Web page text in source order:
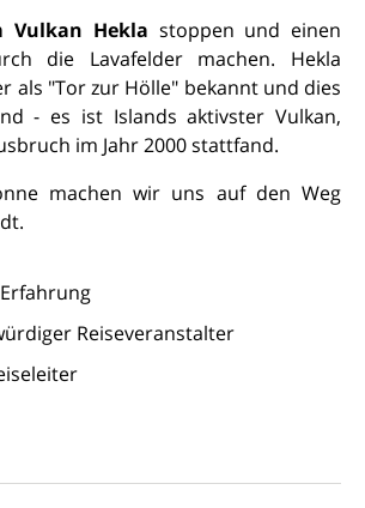
Vulkan Hekla stoppen und einen
die Lavafelder machen. Hekla
als "Tor zur Hölle" bekannt und dies
- es ist Islands aktivster Vulkan,
im Jahr 2000 stattfand.
machen wir uns auf den Weg
Reiseveranstalter